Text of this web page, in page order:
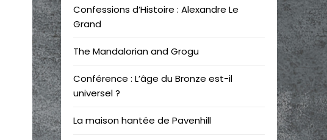
Confessions d’Histoire : Alexandre Le
Grand
The Mandalorian and Grogu
Conférence : L’âge du Bronze est-il
universel ?
La maison hantée de Pavenhill